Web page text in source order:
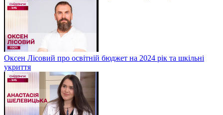
Оксен Лісовий про освітній бюджет на 2024 рік та шкільні
укриття